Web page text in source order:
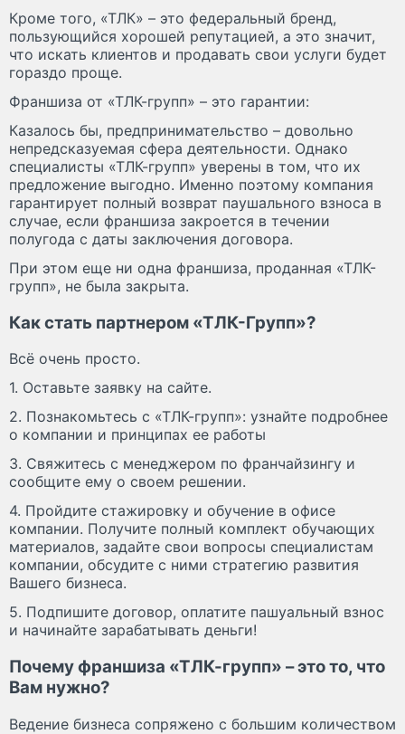
Кроме того, «ТЛК» – это федеральный бренд,
пользующийся хорошей репутацией, а это значит,
что искать клиентов и продавать свои услуги будет
гораздо проще.
Франшиза от «ТЛК-групп» – это гарантии:
Казалось бы, предпринимательство – довольно
непредсказуемая сфера деятельности. Однако
специалисты «ТЛК-групп» уверены в том, что их
предложение выгодно. Именно поэтому компания
гарантирует полный возврат паушального взноса в
случае, если франшиза закроется в течении
полугода с даты заключения договора.
При этом еще ни одна франшиза, проданная «ТЛК-
групп», не была закрыта.
Как стать партнером «ТЛК-Групп»?
Всё очень просто.
1. Оставьте заявку на сайте.
2. Познакомьтесь с «ТЛК-групп»: узнайте подробнее
о компании и принципах ее работы
3. Свяжитесь с менеджером по франчайзингу и
сообщите ему о своем решении.
4. Пройдите стажировку и обучение в офисе
компании. Получите полный комплект обучающих
материалов, задайте свои вопросы специалистам
компании, обсудите с ними стратегию развития
Вашего бизнеса.
5. Подпишите договор, оплатите пашуальный взнос
и начинайте зарабатывать деньги!
Почему франшиза «ТЛК-групп» – это то, что
Вам нужно?
Ведение бизнеса сопряжено с большим количеством